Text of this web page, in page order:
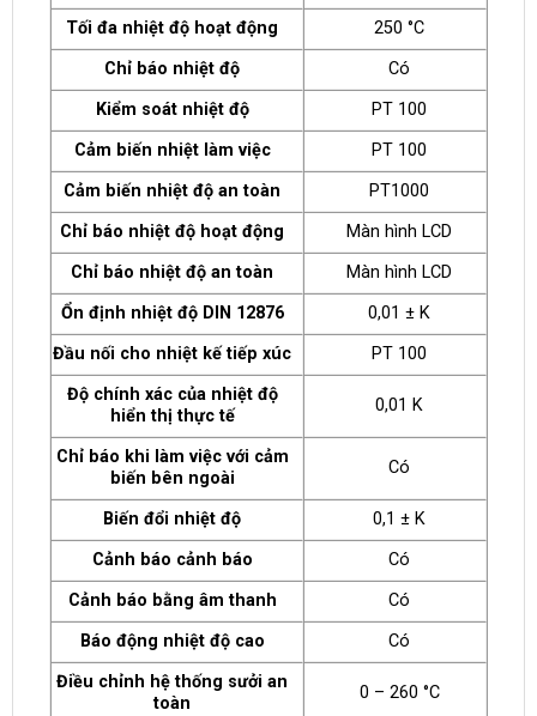
Tối đa nhiệt độ hoạt động
250 °C
Chỉ báo nhiệt độ
Có
Kiểm soát nhiệt độ
PT 100
Cảm biến nhiệt làm việc
PT 100
Cảm biến nhiệt độ an toàn
PT1000
Chỉ báo nhiệt độ hoạt động
Màn hình LCD
Chỉ báo nhiệt độ an toàn
Màn hình LCD
Ổn định nhiệt độ DIN 12876
0,01 ± K
Đầu nối cho nhiệt kế tiếp xúc
PT 100
Độ chính xác của nhiệt độ
hiển thị thực tế
0,01 K
Chỉ báo khi làm việc với cảm
biến bên ngoài
Có
Biến đổi nhiệt độ
0,1 ± K
Cảnh báo cảnh báo
Có
Cảnh báo bằng âm thanh
Có
Báo động nhiệt độ cao
Có
Điều chỉnh hệ thống sưởi an
toàn
0 – 260 °C